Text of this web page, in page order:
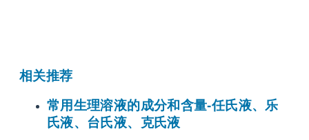
相关推荐
常用生理溶液的成分和含量-任氏液、乐
氏液、台氏液、克氏液